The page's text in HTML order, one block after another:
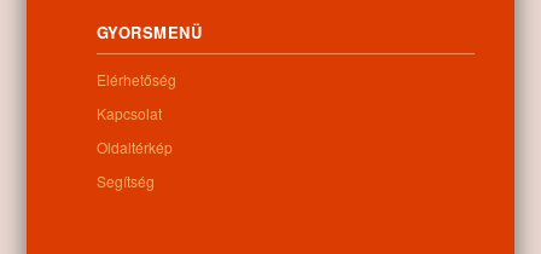
Péntek: 9:00-12:00 13:00-16:30
Szombat: 9:00-12:00
Vasárnap: zárva
Hírlevél
GYORSMENÜ
Elérhetőség
Kapcsolat
Oldaltérkép
Segítség